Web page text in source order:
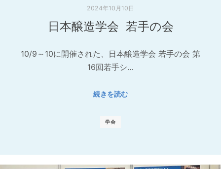
2024年10月10日
日本醸造学会 若手の会
10/9～10に開催された、日本醸造学会 若手の会 第
16回若手シ…
続きを読む
学会